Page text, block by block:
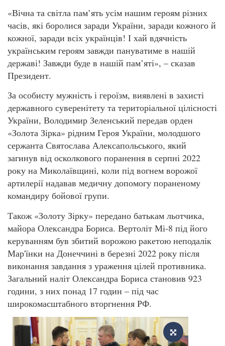
«Вічна та світла пам’ять усім нашим героям різних
часів, які боролися заради України, заради кожного й
кожної, заради всіх українців! І хай вдячність
українським героям завжди пануватиме в нашій
державі! Завжди буде в нашій пам’яті», – сказав
Президент.
За особисту мужність і героїзм, виявлені в захисті
державного суверенітету та територіальної цілісності
України, Володимир Зеленський передав орден
«Золота Зірка» рідним Героя України, молодшого
сержанта Святослава Алексапольського, який
загинув від осколкового поранення в серпні 2022
року на Миколаївщині, коли під вогнем ворожої
артилерії надавав медичну допомогу пораненому
командиру бойової групи.
Також «Золоту Зірку» передано батькам льотчика,
майора Олександра Бориса. Вертоліт Мі-8 під його
керуванням був збитий ворожою ракетою неподалік
Мар'їнки на Донеччині в березні 2022 року після
виконання завдання з ураження цілей противника.
Загальний наліт Олександра Бориса становив 923
години, з них понад 17 годин – під час
широкомасштабного вторгнення РФ.